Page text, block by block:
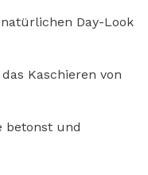
Day-Look
Kaschieren von
betonst und